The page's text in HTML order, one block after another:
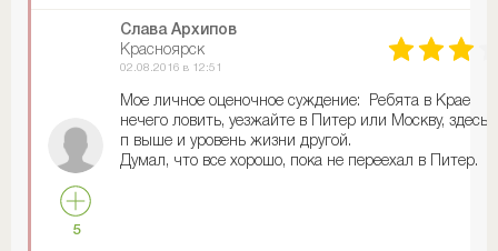
5
Слава Архипов
Красноярск
02.08.2016 в 12:51
Мое личное оценочное суждение: Ребята в Крае
нечего ловить, уезжайте в Питер или Москву, здесь
п выше и уровень жизни другой.
Думал, что все хорошо, пока не переехал в Питер.